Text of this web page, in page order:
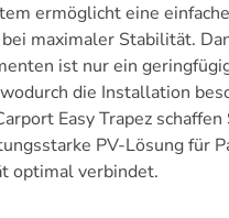
ermöglicht eine
maximaler Stabilität.
ist nur ein
die Installation
Easy Trapez schaffen
PV-Lösung für
optimal verbindet.